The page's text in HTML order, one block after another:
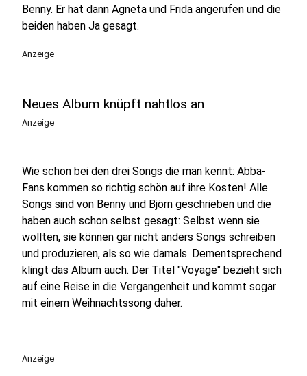
Benny. Er hat dann Agneta und Frida angerufen und die
beiden haben Ja gesagt.
Anzeige
Neues Album knüpft nahtlos an
Anzeige
Wie schon bei den drei Songs die man kennt: Abba-
Fans kommen so richtig schön auf ihre Kosten! Alle
Songs sind von Benny und Björn geschrieben und die
haben auch schon selbst gesagt: Selbst wenn sie
wollten, sie können gar nicht anders Songs schreiben
und produzieren, als so wie damals. Dementsprechend
klingt das Album auch. Der Titel "Voyage" bezieht sich
auf eine Reise in die Vergangenheit und kommt sogar
mit einem Weihnachtssong daher.
Anzeige